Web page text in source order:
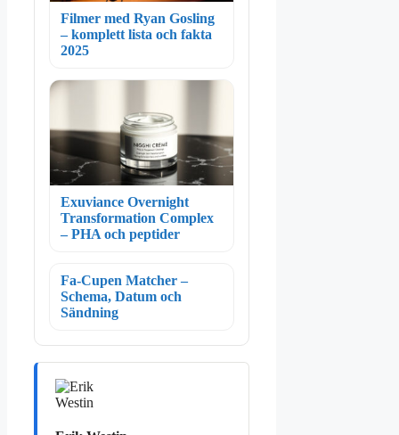
Filmer med Ryan Gosling
– komplett lista och fakta
2025
Exuviance Overnight
Transformation Complex
– PHA och peptider
Fa-Cupen Matcher –
Schema, Datum och
Sändning